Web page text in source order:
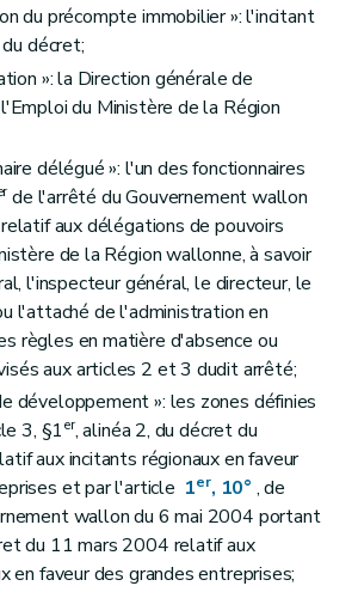
du précompte immobilier »: l'incitant
décret;
»: la Direction générale de
du Ministère de la Région
délégué »: l'un des fonctionnaires
de l'arrêté du Gouvernement wallon
aux délégations de pouvoirs
de la Région wallonne, à savoir
l'inspecteur général, le directeur, le
l'attaché de l'administration en
règles en matière d'absence ou
aux articles 2 et 3 dudit arrêté;
développement »: les zones définies
3, §1er, alinéa 2, du décret du
aux incitants régionaux en faveur
et par l'article 1er, 10° , de
wallon du 6 mai 2004 portant
du 11 mars 2004 relatif aux
en faveur des grandes entreprises;